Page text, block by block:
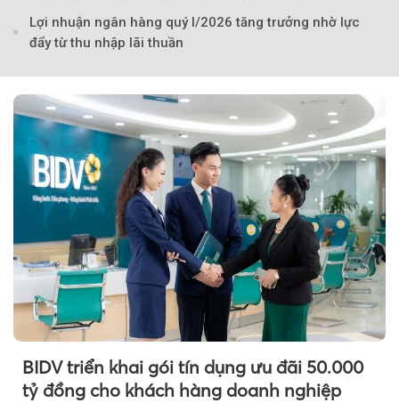
Lợi nhuận ngân hàng quý I/2026 tăng trưởng nhờ lực
đẩy từ thu nhập lãi thuần
BIDV triển khai gói tín dụng ưu đãi 50.000
tỷ đồng cho khách hàng doanh nghiệp